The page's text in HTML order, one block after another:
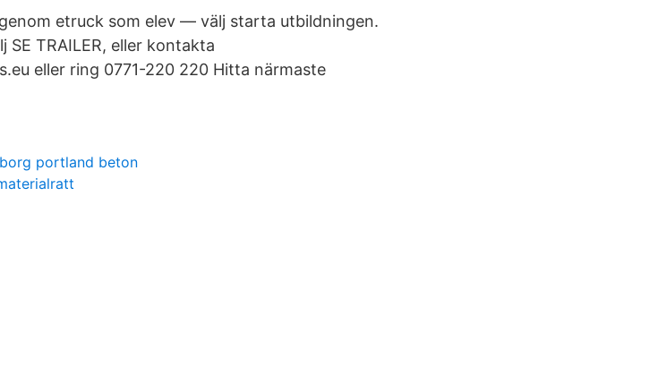
etruck som elev — välj starta utbildningen.
TRAILER, eller kontakta
eller ring 0771-220 220 Hitta närmaste
portland beton